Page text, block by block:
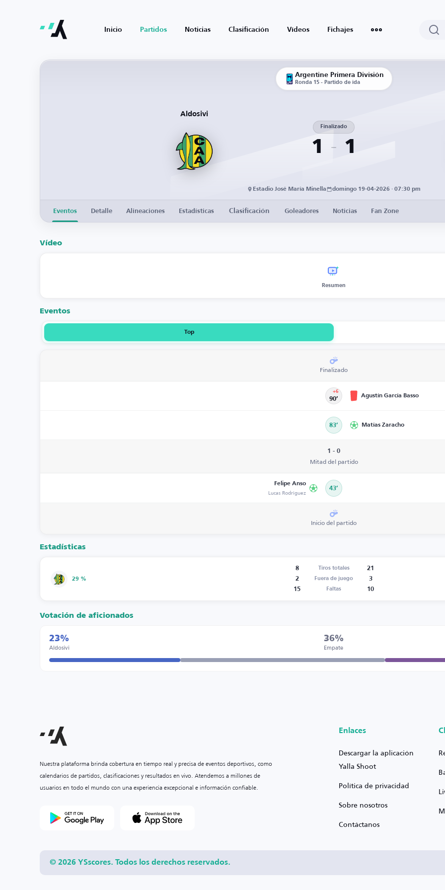
Inicio Partidos Noticias Clasificación Vídeos Fichajes
Argentine Primera División
Ronda 15 - Partido de ida
Aldosivi
1
Finalizado
1
Estadio José María Minella domingo 19-04-2026 · 07:30 pm
Eventos Detalle Alineaciones Estadísticas Clasificación Goleadores Noticias Fan Zone
Vídeo
Resumen
Eventos
Top
Finalizado
90’
+6
Agustín García Basso
83’ Matías Zaracho
1 - 0
Mitad del partido
Felipe Anso
Lucas Rodriguez 43’
Inicio del partido
Estadísticas
29 %
8 Tiros totales
21
2
Fuera de juego
3
15
Faltas 10
Votación de aficionados
23%
Aldosivi
36%
Empate
Nuestra plataforma brinda cobertura en tiempo real y precisa de eventos deportivos, como
calendarios de partidos, clasificaciones y resultados en vivo. Atendemos a millones de
usuarios en todo el mundo con una experiencia excepcional e información confiable.
Enlaces
Descargar la aplicación
Yalla Shoot
Política de privacidad
Sobre nosotros
Contáctanos
© 2026 YSscores. Todos los derechos reservados.